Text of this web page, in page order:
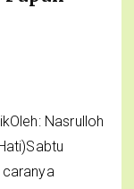
Nasrulloh